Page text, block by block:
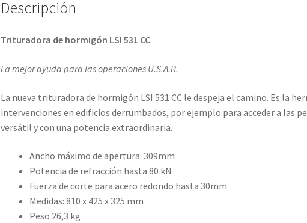
Descripción
Trituradora de hormigón LSI 531 CC
La mejor ayuda para las operaciones U.S.A.R.
La nueva trituradora de hormigón LSI 531 CC le despeja el camino. Es la
intervenciones en edificios derrumbados, por ejemplo para acceder a las
versátil y con una potencia extraordinaria.
Ancho máximo de apertura: 309mm
Potencia de refracción hasta 80 kN
Fuerza de corte para acero redondo hasta 30mm
Medidas: 810 x 425 x 325 mm
Peso 26,3 kg